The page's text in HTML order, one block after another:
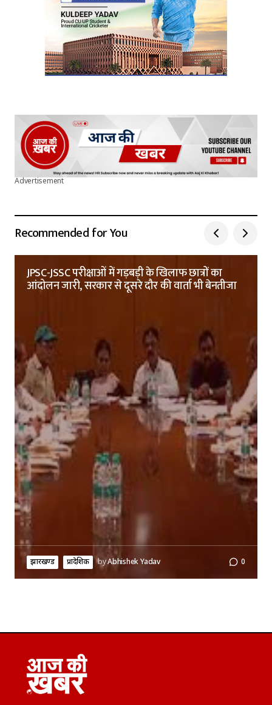
Advertisement
Recommended for You
JPSC-JSSC परीक्षाओं में गड़बड़ी के खिलाफ छात्रों का
आंदोलन जारी, सरकार से दूसरे दौर की वार्ता भी बेनतीजा
झारखण्ड प्रादेशिक byAbhishek Yadav 0